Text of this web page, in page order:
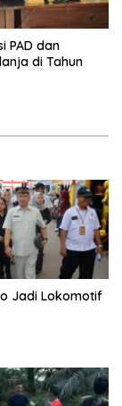
PAD dan
di Tahun
Jadi Lokomotif